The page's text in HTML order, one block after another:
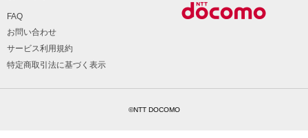
FAQ
お問い合わせ
サービス利用規約
特定商取引法に基づく表示
©NTT DOCOMO